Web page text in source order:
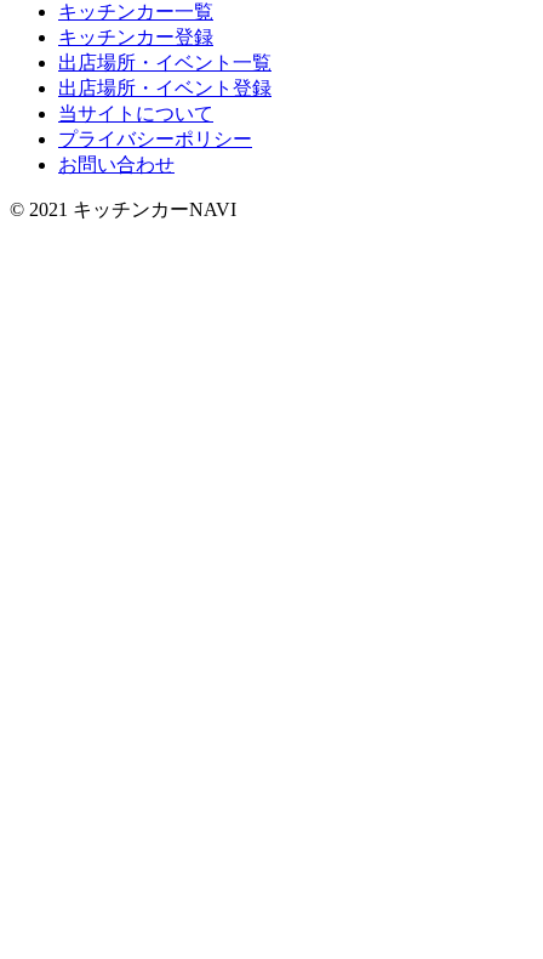
キッチンカー一覧
キッチンカー登録
出店場所・イベント一覧
出店場所・イベント登録
当サイトについて
プライバシーポリシー
お問い合わせ
© 2021 キッチンカーNAVI